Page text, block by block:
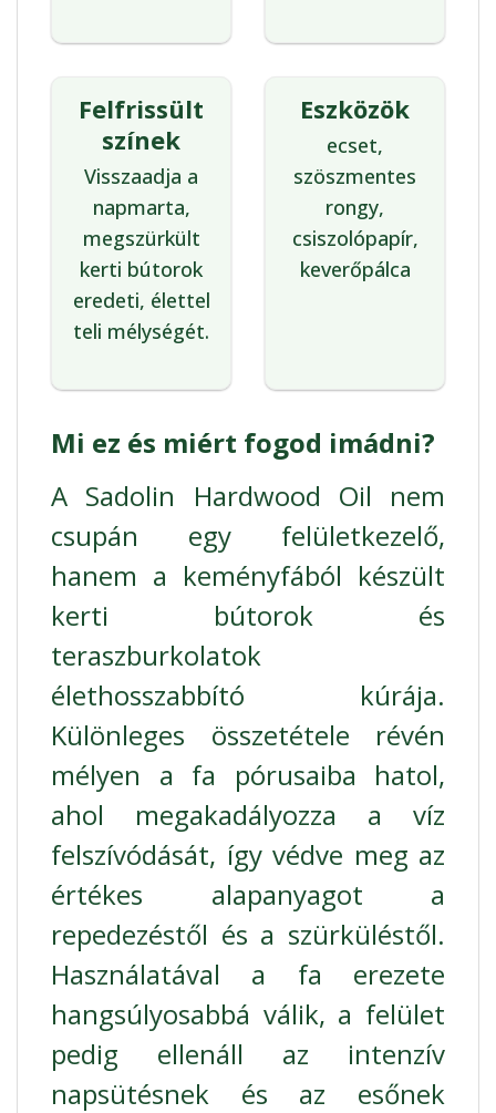
Felfrissült
színek
Visszaadja a
napmarta,
megszürkült
kerti bútorok
eredeti, élettel
teli mélységét.
Eszközök
ecset,
szöszmentes
rongy,
csiszolópapír,
keverőpálca
Mi ez és miért fogod imádni?
A Sadolin Hardwood Oil nem
csupán egy felületkezelő,
hanem a keményfából készült
kerti bútorok és
teraszburkolatok
élethosszabbító kúrája.
Különleges összetétele révén
mélyen a fa pórusaiba hatol,
ahol megakadályozza a víz
felszívódását, így védve meg az
értékes alapanyagot a
repedezéstől és a szürküléstől.
Használatával a fa erezete
hangsúlyosabbá válik, a felület
pedig ellenáll az intenzív
napsütésnek és az esőnek